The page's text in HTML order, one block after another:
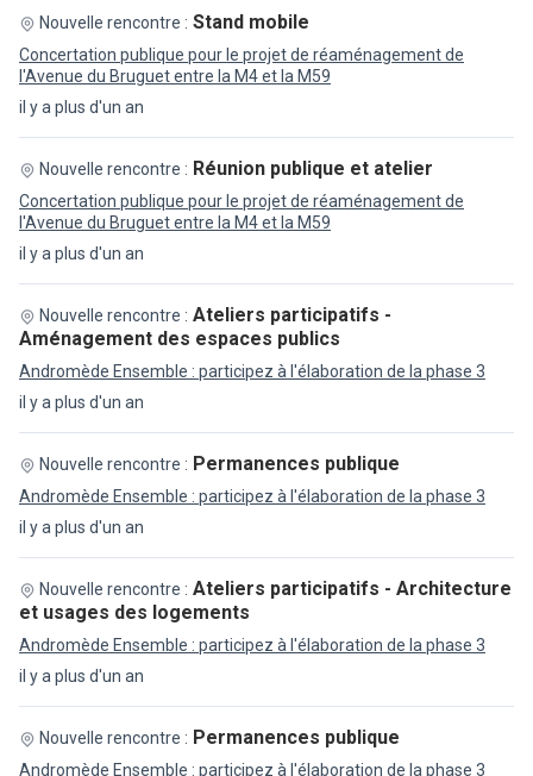
il y a plus d'un an
Nouvelle rencontre : Stand mobile
Concertation publique pour le projet de réaménagement de
l'Avenue du Bruguet entre la M4 et la M59
il y a plus d'un an
Nouvelle rencontre : Réunion publique et atelier
Concertation publique pour le projet de réaménagement de
l'Avenue du Bruguet entre la M4 et la M59
il y a plus d'un an
Nouvelle rencontre : Ateliers participatifs -
Aménagement des espaces publics
Andromède Ensemble : participez à l'élaboration de la phase 3
il y a plus d'un an
Nouvelle rencontre : Permanences publique
Andromède Ensemble : participez à l'élaboration de la phase 3
il y a plus d'un an
Nouvelle rencontre : Ateliers participatifs - Architecture
et usages des logements
Andromède Ensemble : participez à l'élaboration de la phase 3
Nouvelle rencontre : Permanences publique
Andromède Ensemble : participez à l'élaboration de la phase 3